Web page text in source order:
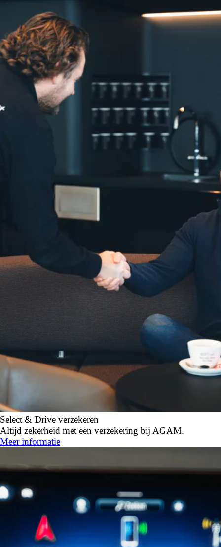
Select & Drive verzekeren
Altijd zekerheid met een verzekering bij AGAM.
Meer informatie